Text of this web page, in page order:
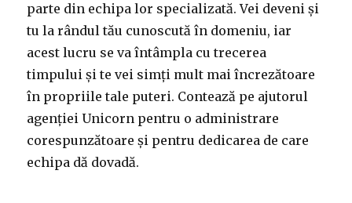
parte din echipa lor specializată. Vei deveni și
tu la rândul tău cunoscută în domeniu, iar
acest lucru se va întâmpla cu trecerea
timpului și te vei simți mult mai încrezătoare
în propriile tale puteri. Contează pe ajutorul
agenției Unicorn pentru o administrare
corespunzătoare și pentru dedicarea de care
echipa dă dovadă.